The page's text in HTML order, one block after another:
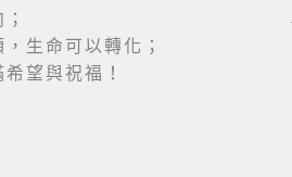
生命可以轉化；
望與祝福！